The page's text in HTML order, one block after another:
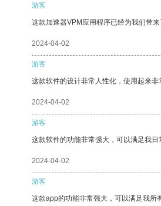
游客
这款加速器VPM应用程序已经为我们带
2024-04-02
游客
这款软件的设计非常人性化，使用起来非
2024-04-02
游客
这款软件的功能非常强大，可以满足我日
2024-04-02
游客
这款app的功能非常强大，可以满足我所